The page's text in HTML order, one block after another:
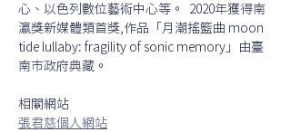
心、以色列數位藝術中心等。  2020年獲得南
瀛獎新媒體類首獎,作品「月潮搖籃曲 moon
tide lullaby: fragility of sonic memory」由臺
南市政府典藏。
相關網站
張君慈個人網站